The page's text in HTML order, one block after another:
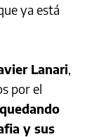
ya está
Lanari,
por el
y sus